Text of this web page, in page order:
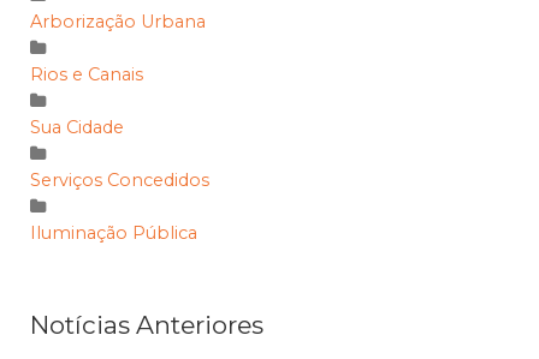
Arborização Urbana
Rios e Canais
Sua Cidade
Serviços Concedidos
Iluminação Pública
Notícias Anteriores